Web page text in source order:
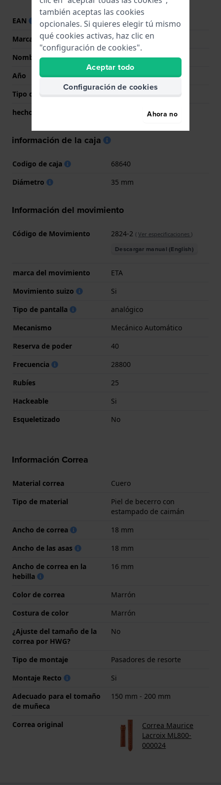
EAN
7640132463293
Marca
Maurice Lacroix
Nombre
Tarsus
Año
0 Desconocido
Tipo de pantalla
hecho en Suiza
información de la caja
Codigo de caja
68640
Diámetro
35 mm
Información del movimiento
Código de Movimiento 2824-2 ( Ver especificaciones )
Descargar manual (English)
marca del movimiento
ETA
Movimiento suizo
Si
Tipo de pantalla
analógico
Mecanismo
Mecánico Automático
Reserva de poder
40
Frecuencia
28800
Rubíes
25
Hackeable
Si
Esqueletizado
No
Información Correa
Material correa
Cuero
Tipo de material
Piel de becerro con
estampado de caimán
Ancho de correa
18 mm
Ancho de las asas
18 mm
Ancho de correa en la
hebilla
16 mm
Color de correa
Marrón
Costura de color
Marrón
¿Ajuste del tamaño de la
correa por HWG?
No
Tipo de montaje
Pasadores de resorte
Montaje Recto
Si
Adecuado para el tomaño
de muñeca
150 mm - 200 mm
Correa original
Correa Maurice
Lacroix ML800-
000024
también aceptas las cookies
opcionales. Si quieres elegir tú mismo
qué cookies activas, haz clic en
"configuración de cookies".
Aceptar todo
Configuración de cookies
Ahora no